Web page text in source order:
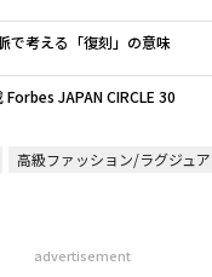
で考える「復刻」の意味
JAPAN CIRCLE 30
高級ファッション/ラグジュ
advertisement